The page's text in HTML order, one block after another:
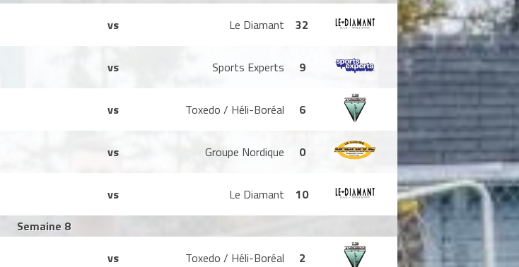
vs Le Diamant 32
vs Sports Experts 9
vs Toxedo / Héli-Boréal 6
vs Groupe Nordique 0
vs Le Diamant
10
Semaine 8
vs Toxedo / Héli-Boréal 2